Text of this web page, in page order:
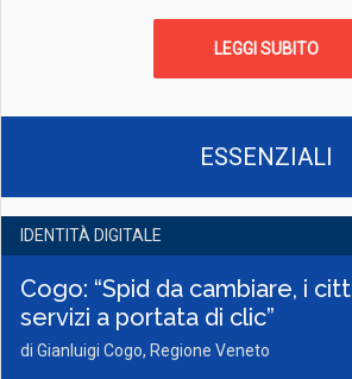
LEGGI SUBITO
ESSENZIALI
IDENTITÀ DIGITALE
Cogo: “Spid da cambiare, i
servizi a portata di clic”
di Gianluigi Cogo, Regione Veneto